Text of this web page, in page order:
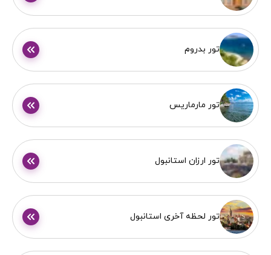
تور بدروم
تور مارماریس
تور ارزان استانبول
تور لحظه آخری استانبول